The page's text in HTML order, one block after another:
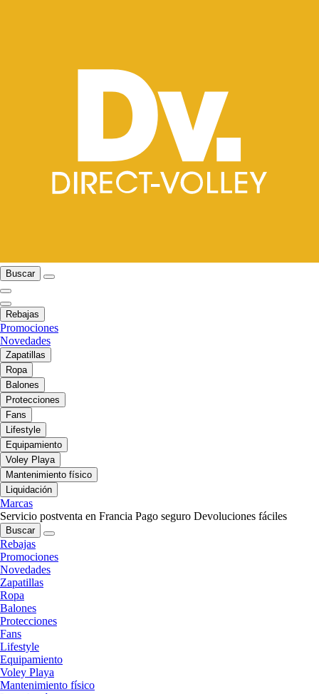
Buscar
Rebajas
Promociones
Novedades
Zapatillas
Ropa
Balones
Protecciones
Fans
Lifestyle
Equipamiento
Voley Playa
Mantenimiento físico
Liquidación
Marcas
Servicio postventa en Francia Pago seguro Devoluciones fáciles
Buscar
Rebajas
Promociones
Novedades
Zapatillas
Ropa
Balones
Protecciones
Fans
Lifestyle
Equipamiento
Voley Playa
Mantenimiento físico